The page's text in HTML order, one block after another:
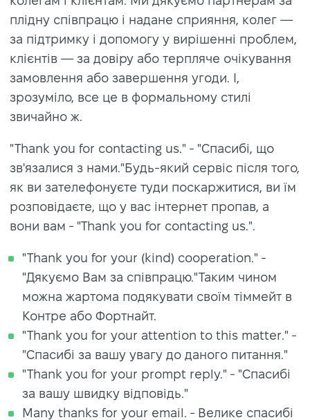
плідну співпрацю і надане сприяння, колег —
за підтримку і допомогу у вирішенні проблем,
клієнтів — за довіру або терпляче очікування
замовлення або завершення угоди. І,
зрозуміло, все це в формальному стилі
звичайно ж.
"Thank you for contacting us." - "Спасибі, що
зв'язалися з нами."Будь-який сервіс після того,
як ви зателефонуєте туди поскаржитися, ви їм
розповідаєте, що у вас інтернет пропав, а
вони вам - "Thank you for contacting us.".
"Thank you for your (kind) cooperation." -
"Дякуємо Вам за співпрацю."Таким чином
можна жартома подякувати своїм тіммейт в
Контре або Фортнайт.
"Thank you for your attention to this matter." -
"Спасибі за вашу увагу до даного питання."
"Thank you for your prompt reply." - "Спасибі
за вашу швидку відповідь."
Many thanks for your email. - Велике спасибі